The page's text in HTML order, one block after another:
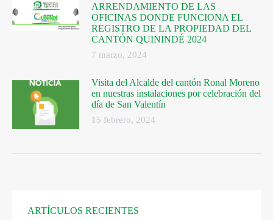
ARRENDAMIENTO DE LAS
OFICINAS DONDE FUNCIONA EL
REGISTRO DE LA PROPIEDAD DEL
CANTÓN QUININDÉ 2024
7 marzo, 2024
Visita del Alcalde del cantón Ronal Moreno
en nuestras instalaciones por celebración del
día de San Valentín
15 febrero, 2024
ARTÍCULOS RECIENTES